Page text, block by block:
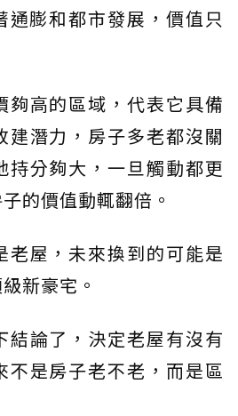
通膨和都市發展，價值只
夠高的區域，代表它具備
建潛力，房子多老都沒關
持分夠大，一旦觸動都更
的價值動輒翻倍。
老屋，未來換到的可能是
新豪宅。
結論了，決定老屋有沒有
不是房子老不老，而是區